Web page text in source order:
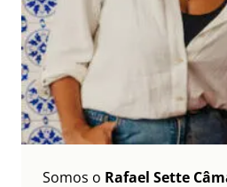
Somos o Rafael Sette